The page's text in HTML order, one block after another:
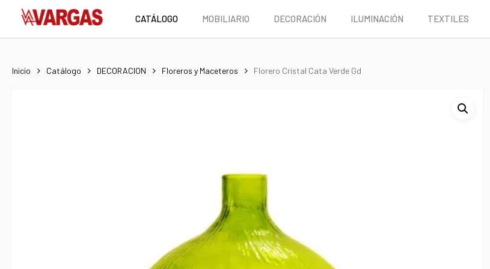
main
CATÁLOGO MOBILIARIO DECORACIÓN ILUMINACIÓN TEXTILES
Inicio Catálogo DECORACION Floreros y Maceteros Florero Cristal Cata Verde Gd